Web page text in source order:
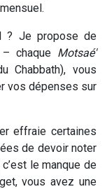
? Je propose de
chaque Motsaé'
vous
vos dépenses sur
effraie certaines
de devoir noter
le manque de
vous avez une